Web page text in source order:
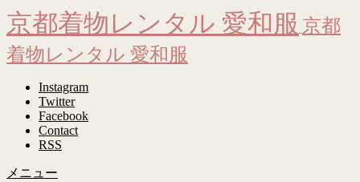
京都着物レンタル 愛和服 京都
着物レンタル 愛和服
Instagram
Twitter
Facebook
Contact
RSS
メニュー